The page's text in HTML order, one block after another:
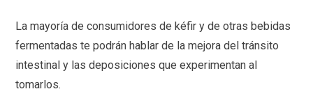
La mayoría de consumidores de kéfir y de otras bebidas
fermentadas te podrán hablar de la mejora del tránsito
intestinal y las deposiciones que experimentan al
tomarlos.